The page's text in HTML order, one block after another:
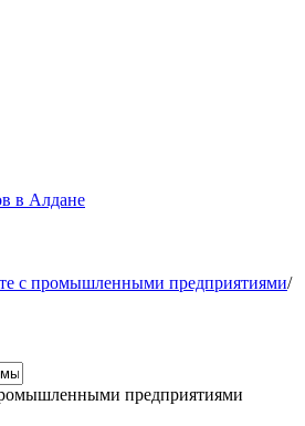
в Алдане
с промышленными предприятиями/
предприятиями